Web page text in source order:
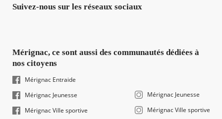
Suivez-nous sur les réseaux sociaux
Mérignac, ce sont aussi des communautés dédiées à
nos citoyens
Mérignac Entraide
Mérignac Jeunesse
Mérignac Ville sportive
Mérignac Jeunesse
Mérignac Ville sportive